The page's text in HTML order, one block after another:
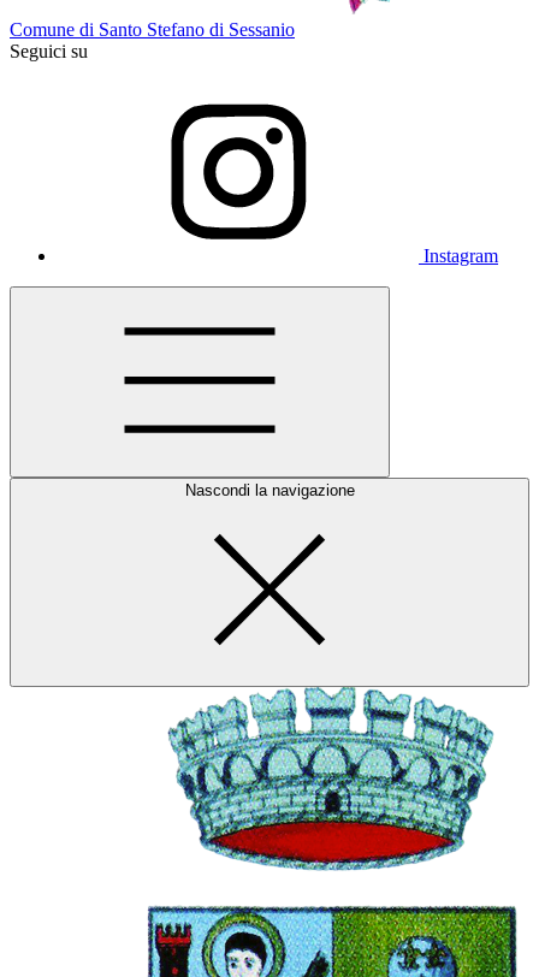
Comune di Santo Stefano di Sessanio
Seguici su
Instagram
Nascondi la navigazione